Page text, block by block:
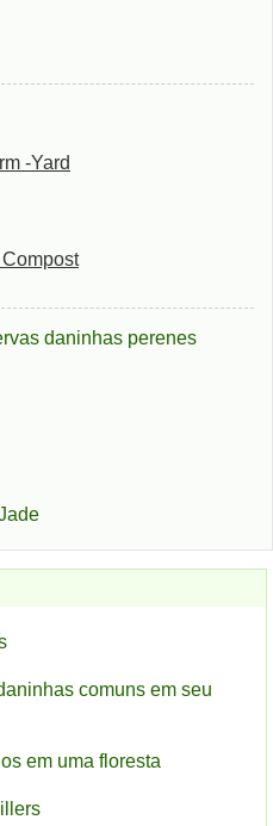
-Yard
daninhas perenes
comuns em seu
em uma floresta